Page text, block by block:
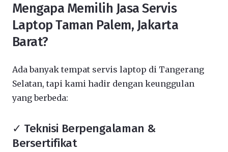
Mengapa Memilih Jasa Servis
Laptop Taman Palem, Jakarta
Barat?
Ada banyak tempat servis laptop di Tangerang
Selatan, tapi kami hadir dengan keunggulan
yang berbeda:
✓ Teknisi Berpengalaman &
Bersertifikat